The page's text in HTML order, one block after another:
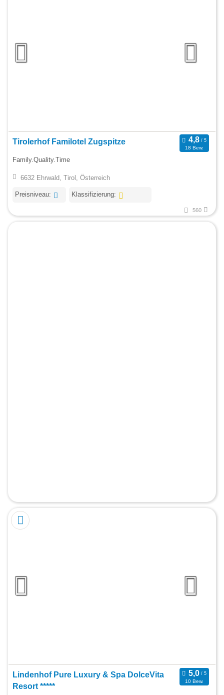
Tirolerhof Familotel Zugspitze
18 Bew.
Family.Quality.Time
6632 Ehrwald, Tirol, Österreich
Preisniveau: Klassifizierung:
560
Lindenhof Pure Luxury & Spa DolceVita
Resort *****
10 Bew.